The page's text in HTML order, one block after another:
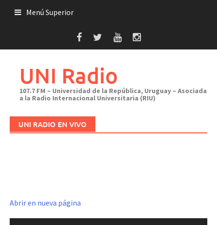
Menú Superior
UNI Radio
107.7 FM – Universidad de la República, Uruguay – Asociada
a la Radio Internacional Universitaria (RIU)
UNI RADIO EN VIVO
Abrir en nueva página